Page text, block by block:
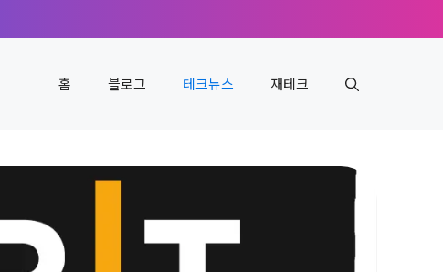
홈 블로그 테크뉴스 재테크